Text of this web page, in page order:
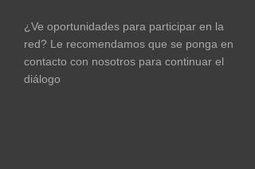
¿Ve oportunidades para participar en la
red? Le recomendamos que se ponga en
contacto con nosotros para continuar el
diálogo